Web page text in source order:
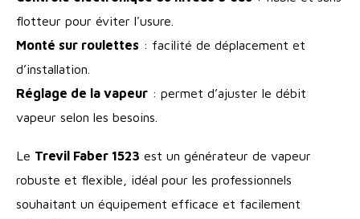
flotteur pour éviter l'usure.
Monté sur roulettes : facilité de déplacement et
d’installation.
Réglage de la vapeur: permet d’ajuster le débit
vapeur selon les besoins.
Le Trevil Faber 1523 est un générateur de vapeur
robuste et flexible, idéal pour les professionnels
souhaitant un équipement efficace et facilement